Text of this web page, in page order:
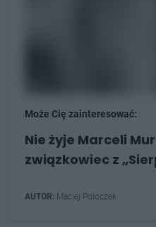
Może Cię zainteresować:
Nie żyje Marceli
związkowiec z
AUTOR: Maciej Poloczek